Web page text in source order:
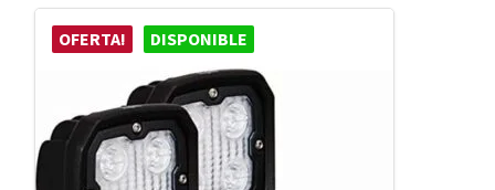
OFERTA! DISPONIBLE